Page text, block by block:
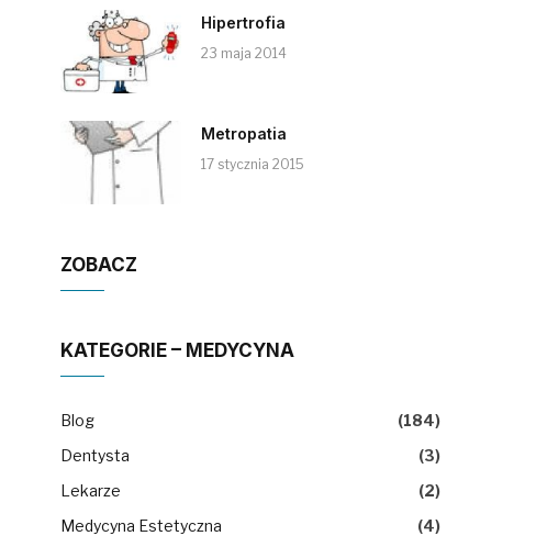
Hipertrofia
23 maja 2014
Metropatia
17 stycznia 2015
ZOBACZ
KATEGORIE – MEDYCYNA
Blog
(184)
Dentysta
(3)
Lekarze
(2)
Medycyna Estetyczna
(4)